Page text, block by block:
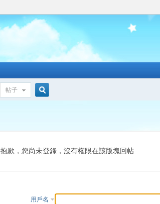
帖子
索
抱歉，您尚未登錄，沒有權限在該版塊回帖
用戶名